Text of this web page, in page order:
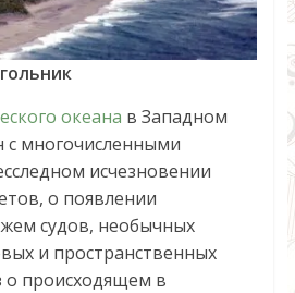
океана в Западном
с многочисленными
исчезновении
о появлении
судов, необычных
и пространственных
о происходящем в